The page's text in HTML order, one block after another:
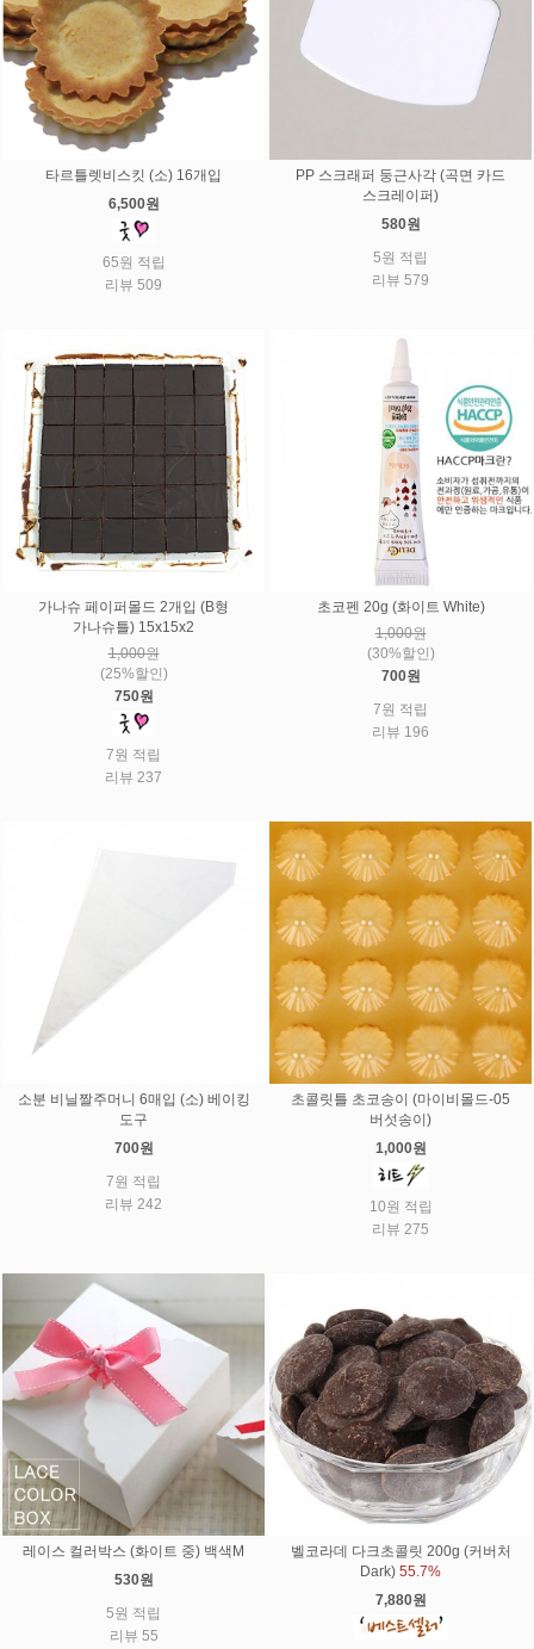
타르틀렛비스킷 (소) 16개입
6,500원
65원 적립
리뷰 509
PP 스크래퍼 둥근사각 (곡면 카드
스크레이퍼)
580원
5원 적립
리뷰 579
가나슈 페이퍼몰드 2개입 (B형
가나슈틀) 15x15x2
1,000원
(25%할인)
750원
7원 적립
리뷰 237
초코펜 20g (화이트 White)
1,000원
(30%할인)
700원
7원 적립
리뷰 196
소분 비닐짤주머니 6매입 (소) 베이킹
도구
700원
7원 적립
리뷰 242
초콜릿틀 초코송이 (마이비몰드-05
버섯송이)
1,000원
10원 적립
리뷰 275
레이스 컬러박스 (화이트 중) 백색M
530원
5원 적립
리뷰 55
벨코라데 다크초콜릿 200g (커버처
Dark) 55.7%
7,880원